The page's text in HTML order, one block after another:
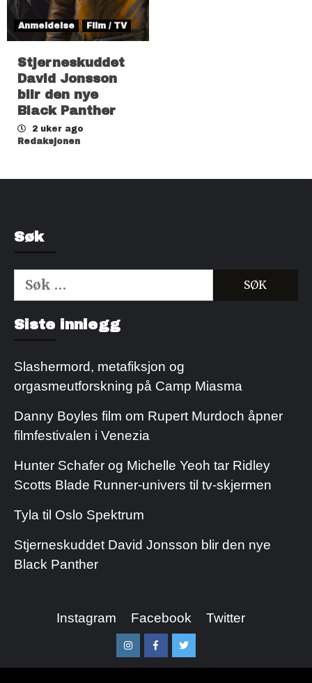
Anmeldelse Film / TV
Stjerneskuddet
David Jonsson
blir den nye
Black Panther
2 uker ago
Redaksjonen
Søk
Søk
etter:
Siste innlegg
Slashermord, metafiksjon og
orgasmeutforskning på Camp Miasma
Danny Boyles film om Rupert Murdoch åpner
filmfestivalen i Venezia
Hunter Schafer og Michelle Yeoh tar Ridley
Scotts Blade Runner-univers til tv-skjermen
Tyla til Oslo Spektrum
Stjerneskuddet David Jonsson blir den nye
Black Panther
Instagram Facebook Twitter
InstagramFacebookTwitter